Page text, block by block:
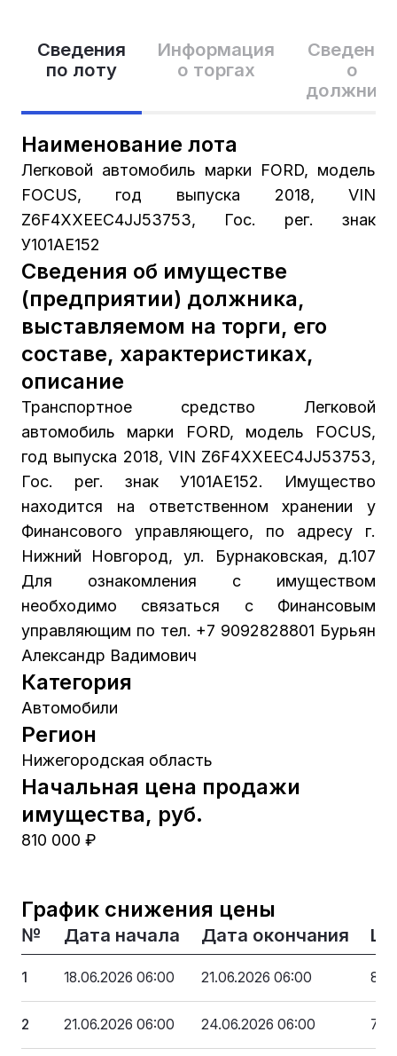
Сведения
по лоту
Информация
о торгах
Сведения
о
Наименование лота
Легковой автомобиль марки FORD, модель
FOCUS, год выпуска 2018, VIN
Z6F4XXEEC4JJ53753, Гос. рег. знак
У101АЕ152
Сведения об имуществе
(предприятии) должника,
выставляемом на торги, его
составе, характеристиках,
описание
Транспортное средство Легковой
автомобиль марки FORD, модель FOCUS,
год выпуска 2018, VIN Z6F4XXEEC4JJ53753,
Гос. рег. знак У101АЕ152. Имущество
находится на ответственном хранении у
Финансового управляющего, по адресу г.
Нижний Новгород, ул. Бурнаковская, д.107
Для ознакомления с имуществом
необходимо связаться с Финансовым
управляющим по тел. +7 9092828801 Бурьян
Александр Вадимович
Категория
Автомобили
Регион
Нижегородская область
Начальная цена продажи
имущества, руб.
810 000 ₽
График снижения цены
№ Дата начала Дата окончания
1 18.06.2026 06:00 21.06.2026 06:00
2 21.06.2026 06:00 24.06.2026 06:00